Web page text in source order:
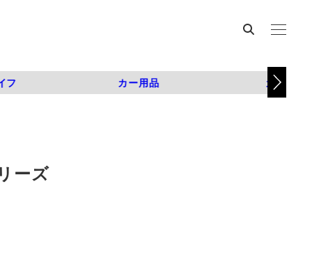
フ カー用品 カスタム
ーズ